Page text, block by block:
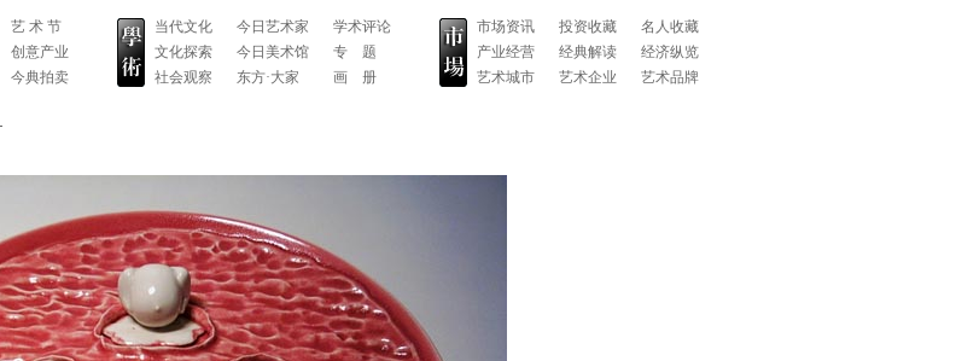
艺 术 节
创意产业
今典拍卖
当代文化
文化探索
社会观察
今日艺术家
今日美术馆
东方·大家
学术评论
专 题
画 册
市场资讯
产业经营
艺术城市
投资收藏
经典解读
艺术企业
名人收藏
经济纵览
艺术品牌